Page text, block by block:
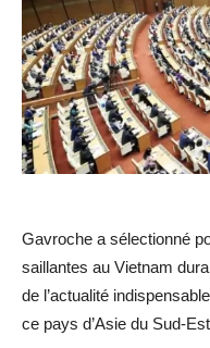
Gavroche a sélectionné
saillantes au Vietnam
de l’actualité
ce pays d’Asie du Sud-